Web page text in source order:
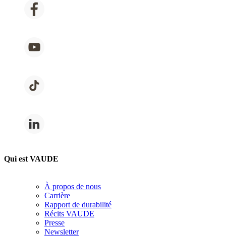
Qui est VAUDE
À propos de nous
Carrière
Rapport de durabilité
Récits VAUDE
Presse
Newsletter